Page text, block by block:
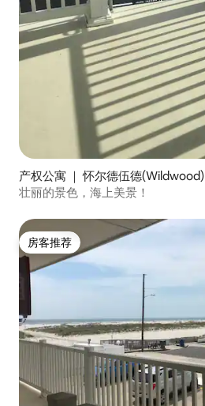
产权公寓 ｜ 怀尔德伍德(Wildwood)
壮丽的景色，海上美景！
房客推荐
房客推荐